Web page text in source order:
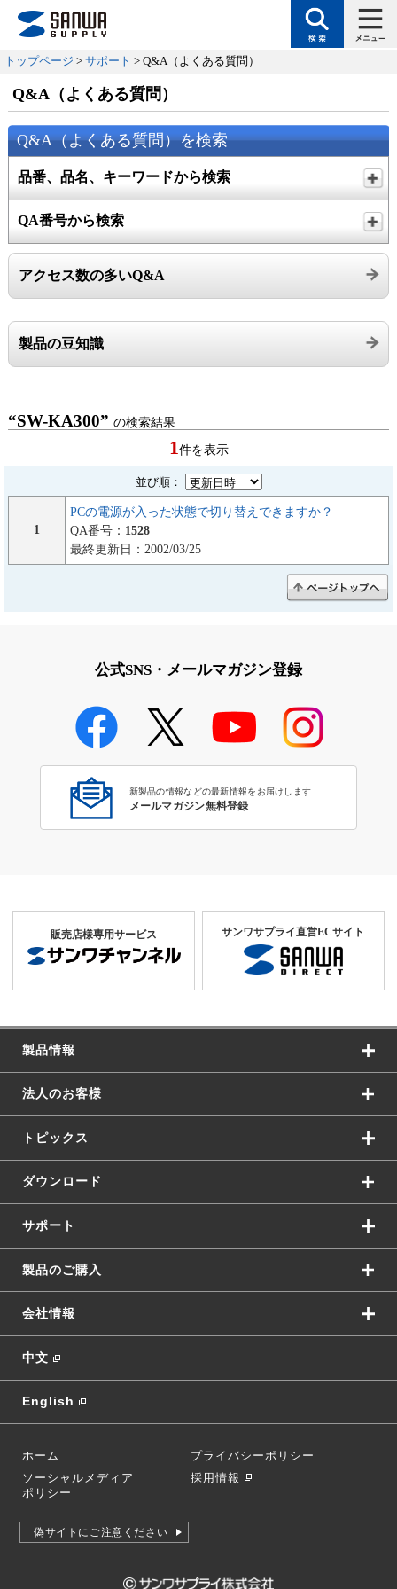
トップページ > サポート > Q&A（よくある質問）
Q&A（よくある質問）
Q&A（よくある質問）を検索
品番、品名、キーワードから検索
QA番号から検索
アクセス数の多いQ&A
製品の豆知識
“SW-KA300”の検索結果
1件を表示
並び順：
1
PCの電源が入った状態で切り替えできますか？
QA番号： 1528
最終更新日：2002/03/25
公式SNS・メールマガジン登録
新製品の情報などの最新情報をお届けします
メールマガジン無料登録
販売店様専用サービス サンワサプライ直営ECサイト
製品情報
法人のお客様
トピックス
ダウンロード
サポート
製品のご購入
会社情報
中文
English
ホーム
プライバシーポリシー
ソーシャルメディア
ポリシー
採用情報
偽サイトにご注意ください